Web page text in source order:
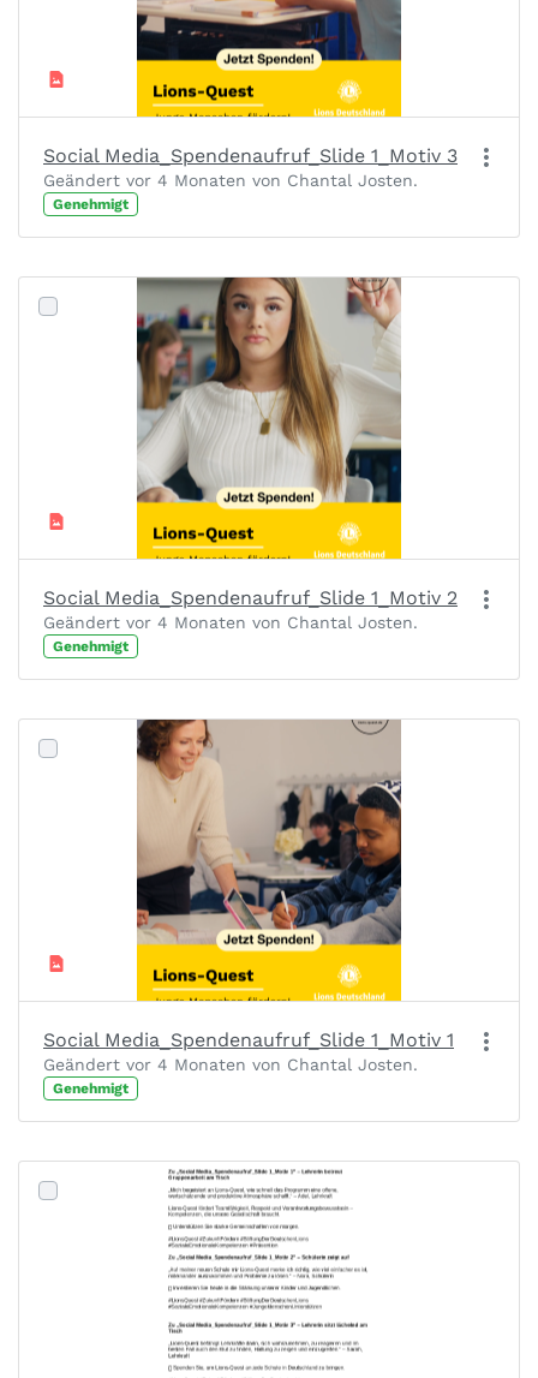
Social Media_Spendenaufruf_Slide 1_Motiv 3
Geändert vor 4 Monaten von Chantal Josten.
Genehmigt
Social Media_Spendenaufruf_Slide 1_Motiv 2
Geändert vor 4 Monaten von Chantal Josten.
Genehmigt
Social Media_Spendenaufruf_Slide 1_Motiv 1
Geändert vor 4 Monaten von Chantal Josten.
Genehmigt